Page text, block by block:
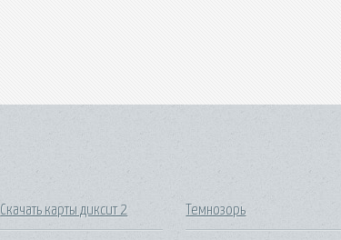
Скачать карты диксит 2 Темнозорь